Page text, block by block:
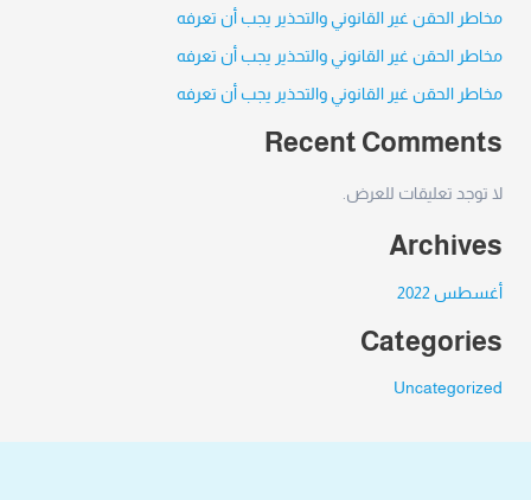
مخاطر الحقن غير القانوني والتحذير يجب أن تعرفه
مخاطر الحقن غير القانوني والتحذير يجب أن تعرفه
مخاطر الحقن غير القانوني والتحذير يجب أن تعرفه
Recent Comments
لا توجد تعليقات للعرض.
Archives
أغسطس 2022
Categories
Uncategorized